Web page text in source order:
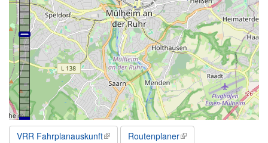
VRR Fahrplanauskunft
Routenplaner